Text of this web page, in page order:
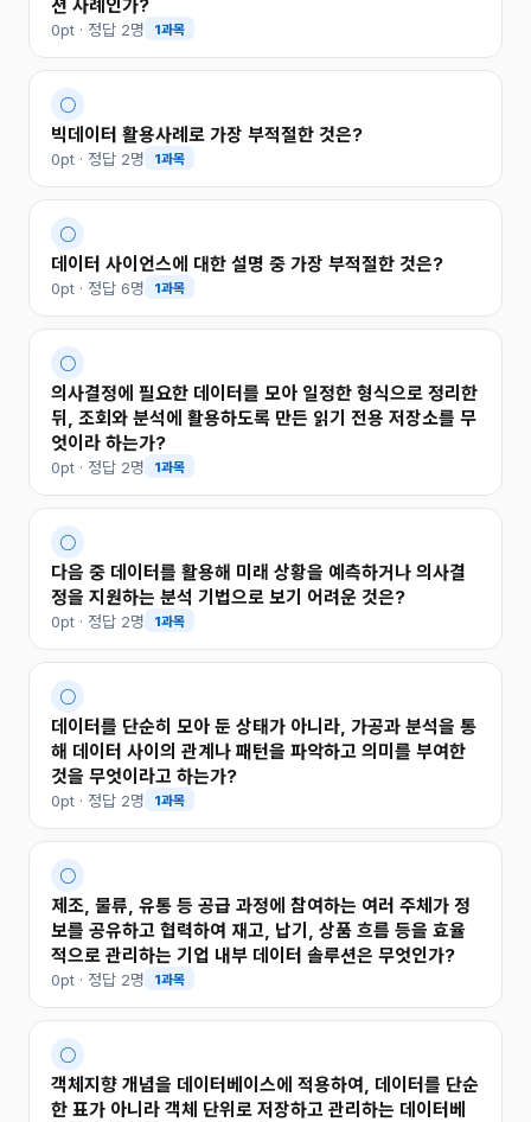
션 사례인가?
0pt · 정답 2명 1과목
○
빅데이터 활용사례로 가장 부적절한 것은?
0pt · 정답 2명 1과목
○
데이터 사이언스에 대한 설명 중 가장 부적절한 것은?
0pt · 정답 6명 1과목
○
의사결정에 필요한 데이터를 모아 일정한 형식으로 정리한
뒤, 조회와 분석에 활용하도록 만든 읽기 전용 저장소를 무
엇이라 하는가?
0pt · 정답 2명 1과목
○
다음 중 데이터를 활용해 미래 상황을 예측하거나 의사결
정을 지원하는 분석 기법으로 보기 어려운 것은?
0pt · 정답 2명 1과목
○
데이터를 단순히 모아 둔 상태가 아니라, 가공과 분석을 통
해 데이터 사이의 관계나 패턴을 파악하고 의미를 부여한
것을 무엇이라고 하는가?
0pt · 정답 2명 1과목
○
제조, 물류, 유통 등 공급 과정에 참여하는 여러 주체가 정
보를 공유하고 협력하여 재고, 납기, 상품 흐름 등을 효율
적으로 관리하는 기업 내부 데이터 솔루션은 무엇인가?
0pt · 정답 2명 1과목
○
객체지향 개념을 데이터베이스에 적용하여, 데이터를 단순
한 표가 아니라 객체 단위로 저장하고 관리하는 데이터베